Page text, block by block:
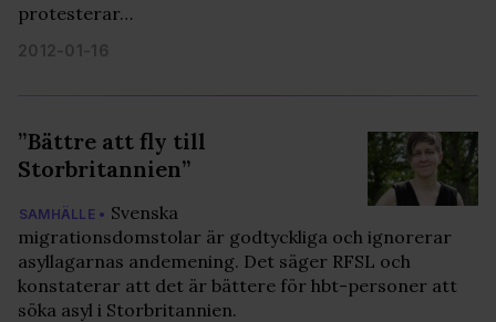
annons- och analysföretag som vi samarbetar med.
information som du har tillhandahållit eller som de har
protesterar…
2012-01-16
”Bättre att fly till
Storbritannien”
SAMHÄLLE • Svenska
migrationsdomstolar är godtyckliga och ignorerar
asyllagarnas andemening. Det säger RFSL och
konstaterar att det är bättere för hbt-personer att
söka asyl i Storbritannien.